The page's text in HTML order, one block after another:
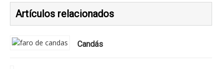
Artículos relacionados
Candás